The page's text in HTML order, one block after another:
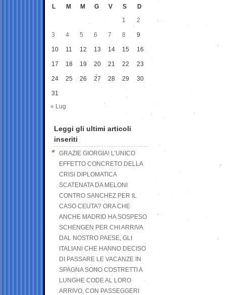
L M M G V S
D
1
2
3 4 5 6 7 8 9
10 11 12 13 14 15 16
17 18 19 20 21 22 23
24 25 26 27 28 29 30
31
« Lug
Leggi gli ultimi articoli
inseriti
GRAZIE GIORGIA! L’UNICO
EFFETTO CONCRETO DELLA
CRISI DIPLOMATICA
SCATENATA DA MELONI
CONTRO SANCHEZ PER IL
CASO CEUTA? ORA CHE
ANCHE MADRID HA SOSPESO
SCHENGEN PER CHI ARRIVA
DAL NOSTRO PAESE, GLI
ITALIANI CHE HANNO DECISO
DI PASSARE LE VACANZE IN
SPAGNA SONO COSTRETTI A
LUNGHE CODE AL LORO
ARRIVO, CON PASSEGGERI